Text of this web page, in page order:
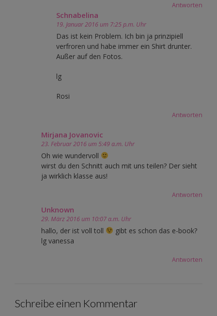
Antworten
Schnabelina
19. Januar 2016 um 7:25 p.m. Uhr
Das ist kein Problem. Ich bin ja prinzipiell
verfroren und habe immer ein Shirt drunter.
Außer auf den Fotos.
lg
Rosi
Antworten
Mirjana Jovanovic
23. Februar 2016 um 5:49 a.m. Uhr
Oh wie wundervoll
wirst du den Schnitt auch mit uns teilen? Der sieht
ja wirklich klasse aus!
Antworten
Unknown
29. März 2016 um 10:07 a.m. Uhr
hallo, der ist voll toll
gibt es schon das e-book?
lg vanessa
Antworten
Schreibe einen Kommentar